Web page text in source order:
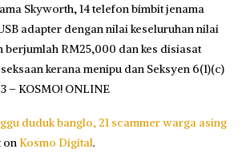
Skyworth, 14 telefon bimbit jenama
adapter dengan nilai keseluruhan nilai
berjumlah RM25,000 dan kes disiasat
kerana menipu dan Seksyen 6(1)(c)
– KOSMO! ONLINE
duduk banglo, 21 scammer warga asing
on Kosmo Digital.